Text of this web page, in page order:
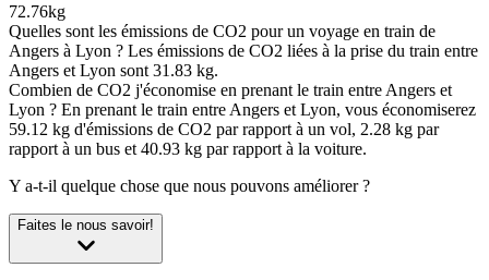
72.76kg
Quelles sont les émissions de CO2 pour un voyage en train de
Angers à Lyon ? Les émissions de CO2 liées à la prise du train entre
Angers et Lyon sont 31.83 kg.
Combien de CO2 j'économise en prenant le train entre Angers et
Lyon ? En prenant le train entre Angers et Lyon, vous économiserez
59.12 kg d'émissions de CO2 par rapport à un vol, 2.28 kg par
rapport à un bus et 40.93 kg par rapport à la voiture.
Y a-t-il quelque chose que nous pouvons améliorer ?
Faites le nous savoir!